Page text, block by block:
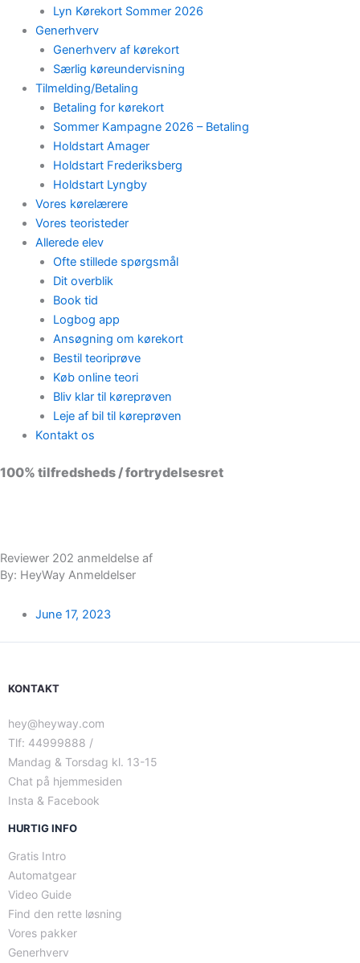
Lyn Kørekort Sommer 2026
Generhverv
Generhverv af kørekort
Særlig køreundervisning
Tilmelding/Betaling
Betaling for kørekort
Sommer Kampagne 2026 – Betaling
Holdstart Amager
Holdstart Frederiksberg
Holdstart Lyngby
Vores kørelærere
Vores teoristeder
Allerede elev
Ofte stillede spørgsmål
Dit overblik
Book tid
Logbog app
Ansøgning om kørekort
Bestil teoriprøve
Køb online teori
Bliv klar til køreprøven
Leje af bil til køreprøven
Kontakt os
100% tilfredsheds / fortrydelsesret
Reviewer 202 anmeldelse af
By: HeyWay Anmeldelser
June 17, 2023
KONTAKT
hey@heyway.com
Tlf: 44999888 /
Mandag & Torsdag kl. 13-15
Chat på hjemmesiden
Insta & Facebook
HURTIG INFO
Gratis Intro
Automatgear
Video Guide
Find den rette løsning
Vores pakker
Generhverv